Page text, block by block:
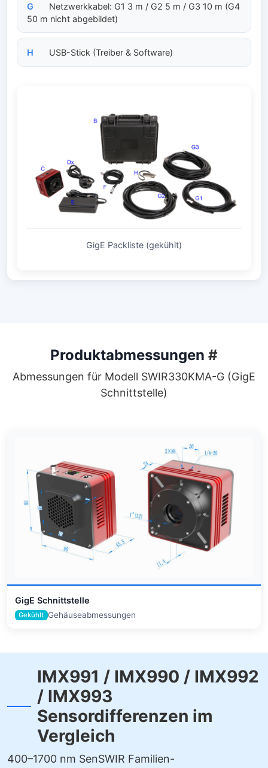
G
Netzwerkkabel: G1 3 m / G2 5 m / G3 10 m (G4
50 m nicht abgebildet)
H USB-Stick (Treiber & Software)
GigE Packliste (gekühlt)
Produktabmessungen #
Abmessungen für Modell SWIR330KMA-G (GigE
Schnittstelle)
GigE Schnittstelle
Gekühlt Gehäuseabmessungen
IMX991 / IMX990 / IMX992
/ IMX993
Sensordifferenzen im
Vergleich
400–1700 nm SenSWIR Familien-